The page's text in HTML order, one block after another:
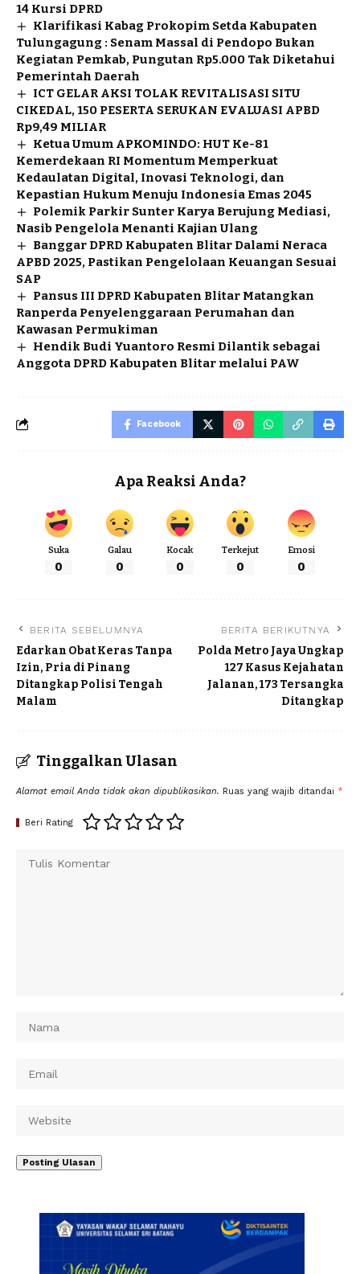
14 Kursi DPRD
Klarifikasi Kabag Prokopim Setda Kabupaten
Tulungagung : Senam Massal di Pendopo Bukan
Kegiatan Pemkab, Pungutan Rp5.000 Tak Diketahui
Pemerintah Daerah
ICT GELAR AKSI TOLAK REVITALISASI SITU
CIKEDAL, 150 PESERTA SERUKAN EVALUASI APBD
Rp9,49 MILIAR
Ketua Umum APKOMINDO: HUT Ke-81
Kemerdekaan RI Momentum Memperkuat
Kedaulatan Digital, Inovasi Teknologi, dan
Kepastian Hukum Menuju Indonesia Emas 2045
Polemik Parkir Sunter Karya Berujung Mediasi,
Nasib Pengelola Menanti Kajian Ulang
Banggar DPRD Kabupaten Blitar Dalami Neraca
APBD 2025, Pastikan Pengelolaan Keuangan Sesuai
SAP
Pansus III DPRD Kabupaten Blitar Matangkan
Ranperda Penyelenggaraan Perumahan dan
Kawasan Permukiman
Hendik Budi Yuantoro Resmi Dilantik sebagai
Anggota DPRD Kabupaten Blitar melalui PAW
Facebook
Apa Reaksi Anda?
Suka
0
Galau
0
Kocak
0
Terkejut
0
Emosi
0
BERITA SEBELUMNYA
Edarkan Obat Keras Tanpa
Izin, Pria di Pinang
Ditangkap Polisi Tengah
Malam
BERITA BERIKUTNYA
Polda Metro Jaya Ungkap
127 Kasus Kejahatan
Jalanan, 173 Tersangka
Ditangkap
Tinggalkan Ulasan
Alamat email Anda tidak akan dipublikasikan. Ruas yang wajib ditandai *
Beri Rating